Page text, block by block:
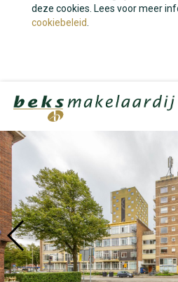
deze cookies. Lees voor meer
cookiebeleid